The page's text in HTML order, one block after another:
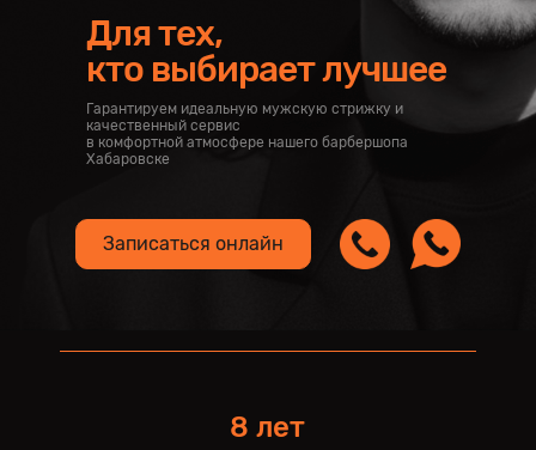
Для тех,
кто выбирает лучшее
Гарантируем идеальную мужскую стрижку и
качественный сервис
в комфортной атмосфере нашего барбершопа
Хабаровске
Записаться онлайн
8 лет